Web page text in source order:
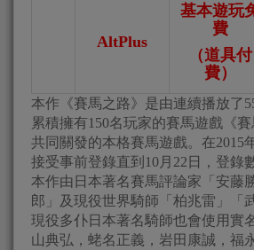
AltPlus
基本遊玩
費
（道具付
費）
本作《賽馬之路》是由連續播放了
累積擁有150名玩家的賽馬遊戲《
共同關發的本格賽馬遊戲。在2015
接受事前登錄直到10月22日，登錄
本作由日本著名賽馬評論家「安藤
郎」及現役世界騎師「柏兆雷」「
現役多仆日本著名騎師也會使用實
山典弘，蛯名正義，岩田康誠，福